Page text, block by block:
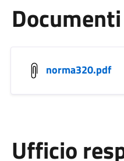
Documenti
norma320.pdf
Ufficio